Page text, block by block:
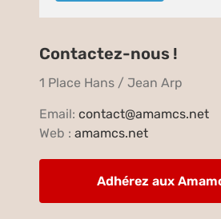
Contactez-nous !
1 Place Hans / Jean Arp
Email:contact@amamcs.net
Web :amamcs.net
Adhérez aux